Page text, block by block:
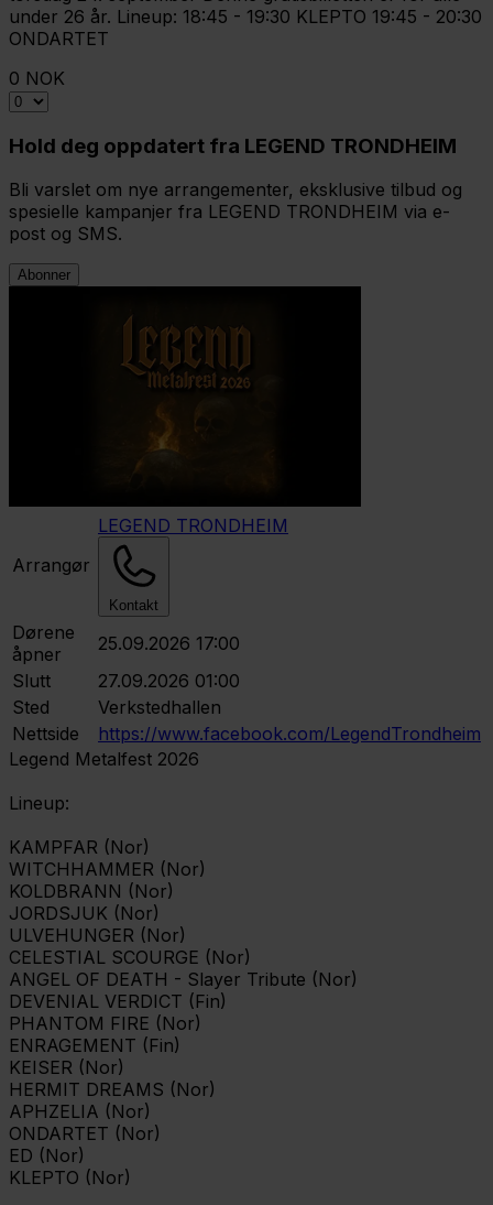
under 26 år. Lineup: 18:45 - 19:30 KLEPTO 19:45 - 20:30
ONDARTET
0 NOK
Hold deg oppdatert fra LEGEND TRONDHEIM
Bli varslet om nye arrangementer, eksklusive tilbud og
spesielle kampanjer fra LEGEND TRONDHEIM via e-
post og SMS.
Abonner
Arrangør
LEGEND TRONDHEIM
Kontakt
Dørene
åpner
25.09.2026 17:00
Slutt
27.09.2026 01:00
Sted
Verkstedhallen
Nettside
https://www.facebook.com/LegendTrondheim
Legend Metalfest 2026
Lineup:
KAMPFAR (Nor)
WITCHHAMMER (Nor)
KOLDBRANN (Nor)
JORDSJUK (Nor)
ULVEHUNGER (Nor)
CELESTIAL SCOURGE (Nor)
ANGEL OF DEATH - Slayer Tribute (Nor)
DEVENIAL VERDICT (Fin)
PHANTOM FIRE (Nor)
ENRAGEMENT (Fin)
KEISER (Nor)
HERMIT DREAMS (Nor)
APHZELIA (Nor)
ONDARTET (Nor)
ED (Nor)
KLEPTO (Nor)